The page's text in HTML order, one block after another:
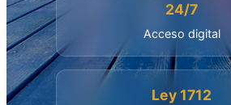
24/7
Acceso digital
Ley 1712